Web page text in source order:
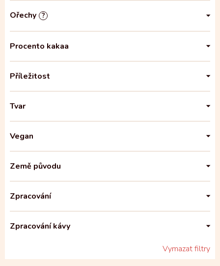
Ořechy ?
Procento kakaa
Příležitost
Tvar
Vegan
Země původu
Zpracování
Zpracování kávy
Vymazat filtry